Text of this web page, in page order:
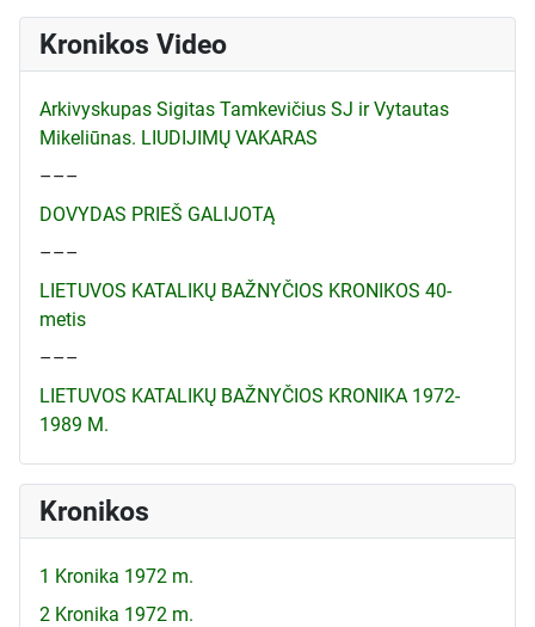
Kronikos Video
Arkivyskupas Sigitas Tamkevičius SJ ir Vytautas
Mikeliūnas. LIUDIJIMŲ VAKARAS
–––
DOVYDAS PRIEŠ GALIJOTĄ
–––
LIETUVOS KATALIKŲ BAŽNYČIOS KRONIKOS 40-
metis
–––
LIETUVOS KATALIKŲ BAŽNYČIOS KRONIKA 1972-
1989 M.
Kronikos
1 Kronika 1972 m.
2 Kronika 1972 m.